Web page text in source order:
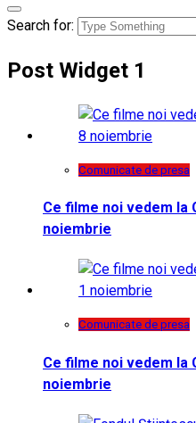
Search for:
Post Widget 1
Comunicate de presa
Ce filme noi vedem la
noiembrie
Comunicate de presa
Ce filme noi vedem la
noiembrie